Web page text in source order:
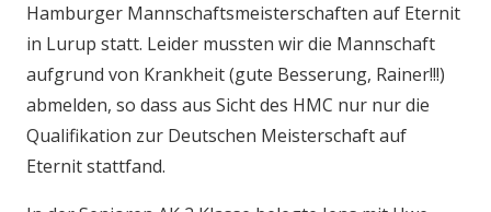
Hamburger Mannschaftsmeisterschaften auf Eternit
in Lurup statt. Leider mussten wir die Mannschaft
aufgrund von Krankheit (gute Besserung, Rainer!!!)
abmelden, so dass aus Sicht des HMC nur nur die
Qualifikation zur Deutschen Meisterschaft auf
Eternit stattfand.